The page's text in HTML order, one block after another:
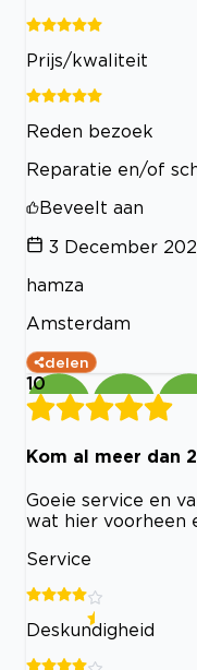
Prijs/kwaliteit
Reden bezoek
Reparatie en/of
Beveelt aan
3 December
hamza
Amsterdam
delen
10
Kom al meer dan
Goeie service en
wat hier voorheen
Service
Deskundigheid